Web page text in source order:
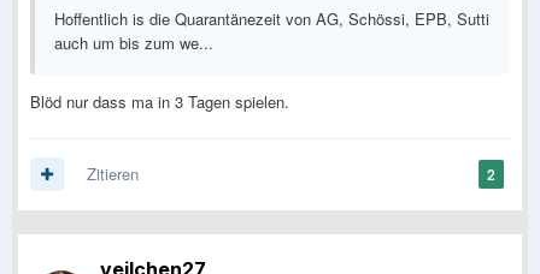
Hoffentlich is die Quarantänezeit von AG, Schössi, EPB, Sutti
auch um bis zum we...
Blöd nur dass ma in 3 Tagen spielen.
2
Zitieren